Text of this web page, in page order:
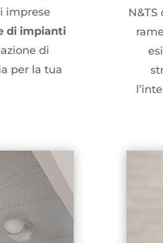
imprese
di impianti
di
per la tua